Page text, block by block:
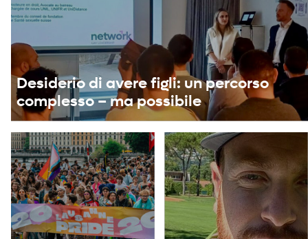
Desiderio di avere figli: un percorso
complesso – ma possibile